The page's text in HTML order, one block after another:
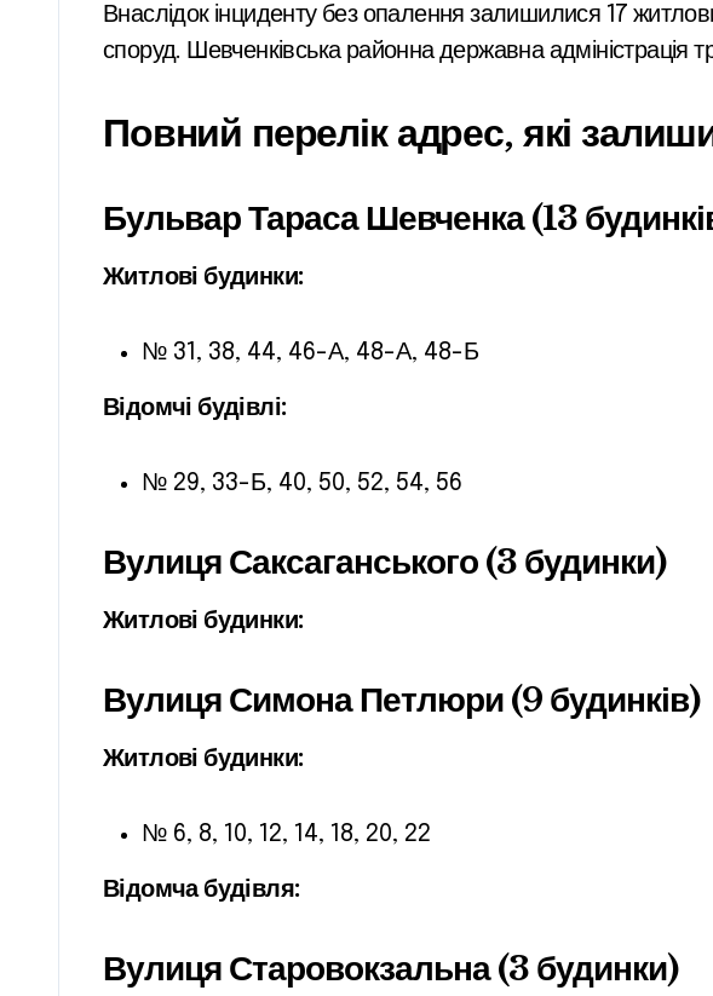
Внаслідок інциденту без опалення залишилися 17
споруд. Шевченківська районна державна адміністрація
Повний перелік адрес, які
Бульвар Тараса Шевченка (13
Житлові будинки:
№ 31, 38, 44, 46-А, 48-А, 48-Б
Відомчі будівлі:
№ 29, 33-Б, 40, 50, 52, 54, 56
Вулиця Саксаганського (3 будинки)
Житлові будинки:
Вулиця Симона Петлюри (9 будинків)
Житлові будинки:
№ 6, 8, 10, 12, 14, 18, 20, 22
Відомча будівля:
Вулиця Старовокзальна (3 будинки)